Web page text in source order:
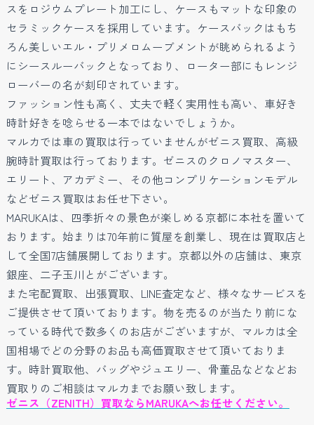
スをロジウムプレート加工にし、ケースもマットな印象の
セラミックケースを採用しています。ケースバックはもち
ろん美しいエル・プリメロムーブメントが眺められるよう
にシースルーバックとなっており、ローター部にもレンジ
ローバーの名が刻印されています。
ファッション性も高く、丈夫で軽く実用性も高い、車好き
時計好きを唸らせる一本ではないでしょうか。
マルカでは車の買取は行っていませんがゼニス買取、高級
腕時計買取は行っております。ゼニスのクロノマスター、
エリート、アカデミー、その他コンプリケーションモデル
などゼニス買取はお任せ下さい。
MARUKAは、四季折々の景色が楽しめる京都に本社を置いて
おります。始まりは70年前に質屋を創業し、現在は買取店と
して全国7店舗展開しております。京都以外の店舗は、東京
銀座、二子玉川とがございます。
また宅配買取、出張買取、LINE査定など、様々なサービスを
ご提供させて頂いております。物を売るのが当たり前にな
っている時代で数多くのお店がございますが、マルカは全
国相場でどの分野のお品も高価買取させて頂いておりま
す。時計買取他、バッグやジュエリー、骨董品などなどお
買取りのご相談はマルカまでお願い致します。
ゼニス（ZENITH）買取ならMARUKAへお任せください。